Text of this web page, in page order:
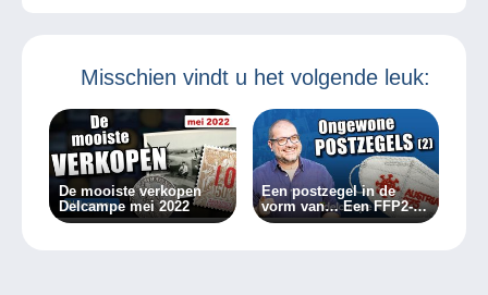
Misschien vindt u het volgende leuk:
De mooiste verkopen
Delcampe mei 2022
Een postzegel in de
vorm van… Een FFP2-
masker!